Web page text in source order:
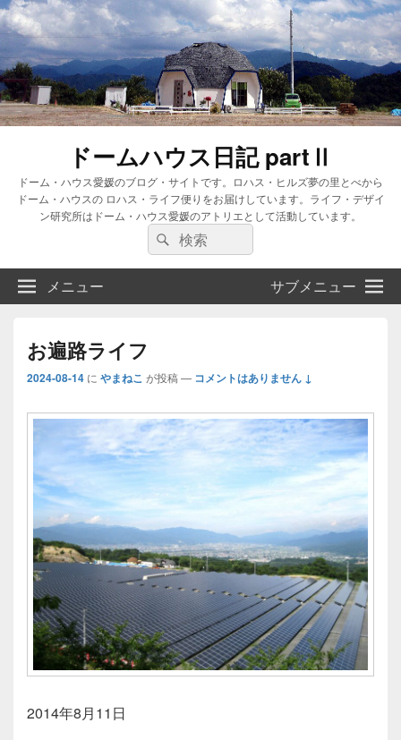
ドームハウス日記 partⅡ
ドーム・ハウス愛媛のブログ・サイトです。ロハス・ヒルズ夢の里とべから
ドーム・ハウスの ロハス・ライフ便りをお届けしています。ライフ・デザイ
ン研究所はドーム・ハウス愛媛のアトリエとして活動しています。
検
索:
検
索
メニュー サブメニュー
お遍路ライフ
2024-08-14 に やまねこ が投稿 — コメントはありません ↓
2014年8月11日